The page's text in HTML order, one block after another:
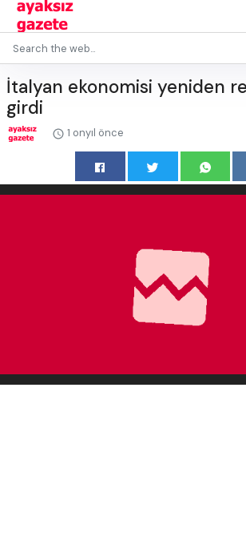
İtalyan ekonomisi yeniden
girdi
1 onyıl önce